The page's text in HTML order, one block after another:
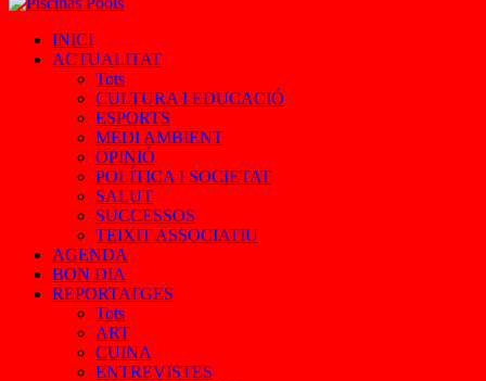
INICI
ACTUALITAT
Tots
CULTURA I EDUCACIÓ
ESPORTS
MEDI AMBIENT
OPINIÓ
POLÍTICA I SOCIETAT
SALUT
SUCCESSOS
TEIXIT ASSOCIATIU
AGENDA
BON DIA
REPORTATGES
Tots
ART
CUINA
ENTREVISTES